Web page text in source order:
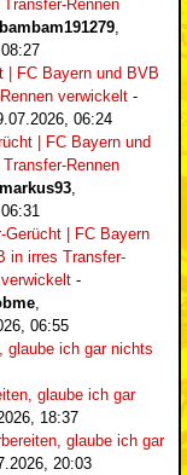
Rennen
bambam191279
| FC Bayern und BVB
verwickelt -
06:24
| FC Bayern und
Rennen
markus93
Gerücht | FC Bayern
in irres Transfer-
-
06:55
glaube ich gar nichts
glaube ich gar
18:37
glaube ich gar
20:03